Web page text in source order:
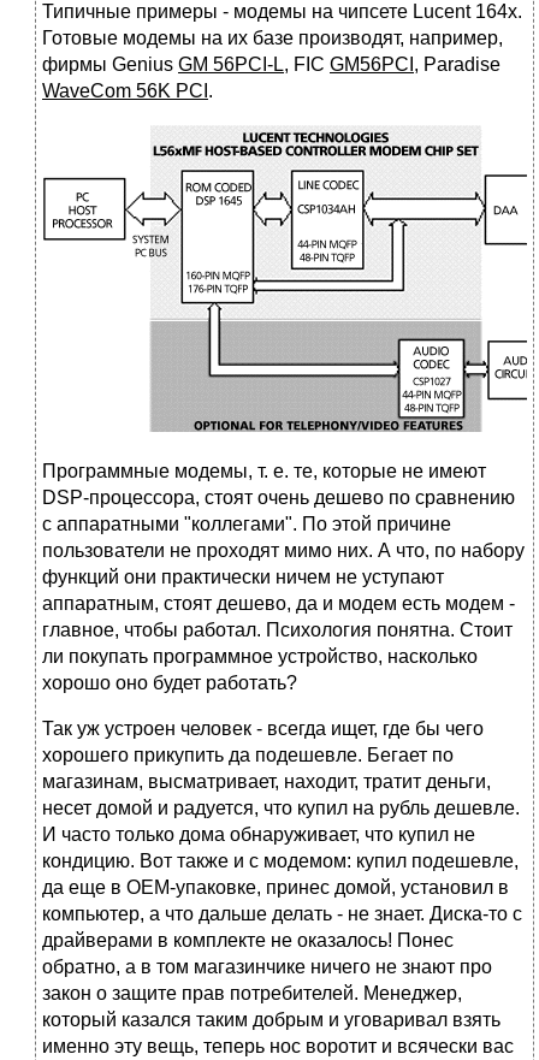
Типичные примеры - модемы на чипсете Lucent 164x.
Готовые модемы на их базе производят, например,
фирмы Genius GM 56PCI-L, FIC GM56PCI , Paradise
WaveCom 56K PCI .
Программные модемы, т. е. те, которые не имеют
DSP-процессора, стоят очень дешево по сравнению
с аппаратными "коллегами". По этой причине
пользователи не проходят мимо них. А что, по набору
функций они практически ничем не уступают
аппаратным, стоят дешево, да и модем есть модем -
главное, чтобы работал. Психология понятна. Стоит
ли покупать программное устройство, насколько
хорошо оно будет работать?
Так уж устроен человек - всегда ищет, где бы чего
хорошего прикупить да подешевле. Бегает по
магазинам, высматривает, находит, тратит деньги,
несет домой и радуется, что купил на рубль дешевле.
И часто только дома обнаруживает, что купил не
кондицию. Вот также и с модемом: купил подешевле,
да еще в OEM-упаковке, принес домой, установил в
компьютер, а что дальше делать - не знает. Диска-то с
драйверами в комплекте не оказалось! Понес
обратно, а в том магазинчике ничего не знают про
закон о защите прав потребителей. Менеджер,
который казался таким добрым и уговаривал взять
именно эту вещь, теперь нос воротит и всячески вас